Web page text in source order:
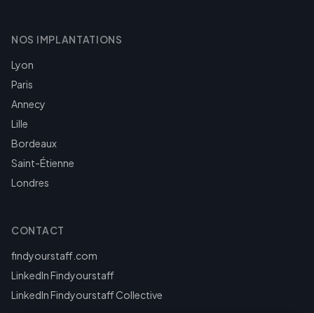
NOS IMPLANTATIONS
Lyon
Paris
Annecy
Lille
Bordeaux
Saint-Étienne
Londres
CONTACT
findyourstaff.com
LinkedIn Findyourstaff
LinkedIn Findyourstaff Collective